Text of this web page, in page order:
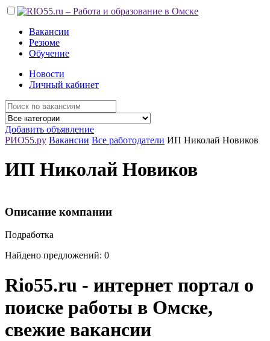
Вакансии
Резюме
Обучение
Новости
Личный кабинет
Добавить объявление
РИО55.ру Вакансии Все работодатели ИП Николай Новиков
ИП Николай Новиков
Описание компании
Подработка
Найдено предложений: 0
Rio55.ru - интернет портал о
поиске работы в Омске,
свежие вакансии